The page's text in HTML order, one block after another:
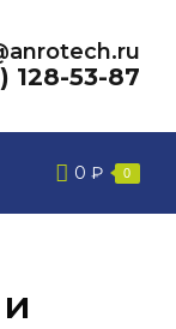
128-53-87
0 ₽ 0